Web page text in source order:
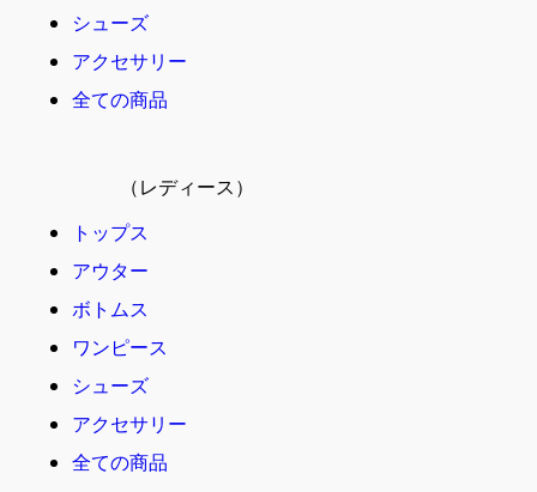
シューズ
アクセサリー
全ての商品
（レディース）
トップス
アウター
ボトムス
ワンピース
シューズ
アクセサリー
全ての商品